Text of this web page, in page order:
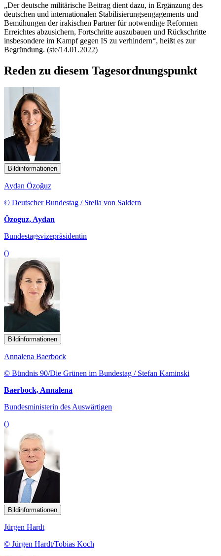
„Der deutsche militärische Beitrag dient dazu, in Ergänzung des
deutschen und internationalen Stabilisierungsengagements und
Bemühungen der irakischen Partner für notwendige Reformen
Erreichtes abzusichern, Fortschritte auszubauen und Rückschritte
insbesondere im Kampf gegen IS zu verhindern“, heißt es zur
Begründung. (ste/14.01.2022)
Reden zu diesem Tagesordnungspunkt
Bildinformationen
Aydan Özoğuz
© Deutscher Bundestag / Stella von Saldern
Özoguz, Aydan
Bundestagsvizepräsidentin
()
Bildinformationen
Annalena Baerbock
© Bündnis 90/Die Grünen im Bundestag / Stefan Kaminski
Baerbock, Annalena
Bundesministerin des Auswärtigen
()
Bildinformationen
Jürgen Hardt
© Jürgen Hardt/Tobias Koch